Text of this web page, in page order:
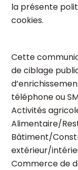
la présente
cookies.
Cette
de ciblage
téléphone ou
Activités
Alimentaire/
Bâtiment/
extérieur/
Commerce de